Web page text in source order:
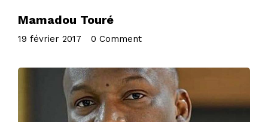
Mamadou Touré
19 février 2017 0 Comment